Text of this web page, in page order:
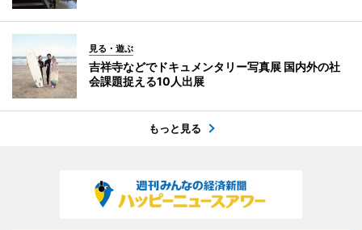
見る・遊ぶ
吉祥寺などでドキュメンタリー写真展 国内外の社
会課題捉える10人出展
もっと見る